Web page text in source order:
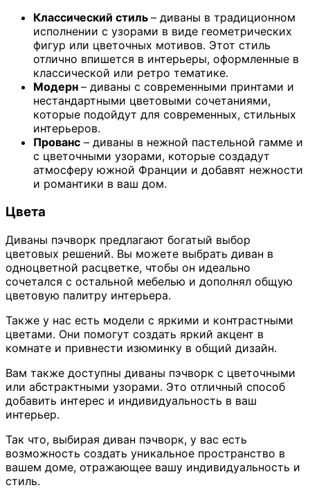
Классический стиль – диваны в традиционном
исполнении с узорами в виде геометрических
фигур или цветочных мотивов. Этот стиль
отлично впишется в интерьеры, оформленные в
классической или ретро тематике.
Модерн – диваны с современными принтами и
нестандартными цветовыми сочетаниями,
которые подойдут для современных, стильных
интерьеров.
Прованс – диваны в нежной пастельной гамме и
с цветочными узорами, которые создадут
атмосферу южной Франции и добавят нежности
и романтики в ваш дом.
Цвета
Диваны пэчворк предлагают богатый выбор
цветовых решений. Вы можете выбрать диван в
одноцветной расцветке, чтобы он идеально
сочетался с остальной мебелью и дополнял общую
цветовую палитру интерьера.
Также у нас есть модели с яркими и контрастными
цветами. Они помогут создать яркий акцент в
комнате и привнести изюминку в общий дизайн.
Вам также доступны диваны пэчворк с цветочными
или абстрактными узорами. Это отличный способ
добавить интерес и индивидуальность в ваш
интерьер.
Так что, выбирая диван пэчворк, у вас есть
возможность создать уникальное пространство в
вашем доме, отражающее вашу индивидуальность и
стиль.